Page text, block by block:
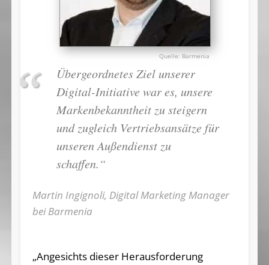
Barmenia
Übergeordnetes Ziel unserer
Digital-Initiative war es, unsere
Markenbekanntheit zu steigern
und zugleich Vertriebsansätze für
unseren Außendienst zu
schaffen.“
Martin Ingignoli, Digital Marketing Manager
bei Barmenia
„Angesichts dieser Herausforderung